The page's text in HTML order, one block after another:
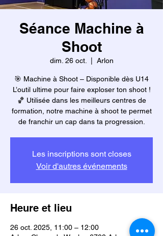
Séance Machine à
Shoot
dim. 26 oct. Arlon
🎯 Machine à Shoot – Disponible dès U14
L’outil ultime pour faire exploser ton shoot !
🏀 Utilisée dans les meilleurs centres de
formation, notre machine à shoot te permet
Les inscriptions sont closes
Voir d'autres événements
Heure et lieu
26 oct. 2025, 11:00 – 12:00